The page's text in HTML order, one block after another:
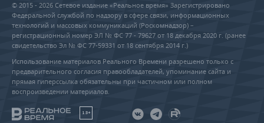
© 2015 - 2026 Сетевое издание «Реальное время» Зарегистрировано
Федеральной службой по надзору в сфере связи, информационных
технологий и массовых коммуникаций (Роскомнадзор) –
регистрационный номер ЭЛ № ФС 77 - 79627 от 18 декабря 2020 г. (ранее
свидетельство Эл № ФС 77-59331 от 18 сентября 2014 г.)
Использование материалов Реального Времени разрешено только с
предварительного согласия правообладателей, упоминание сайта и
прямая гиперссылка обязательны при частичном или полном
воспроизведении материалов.
18+